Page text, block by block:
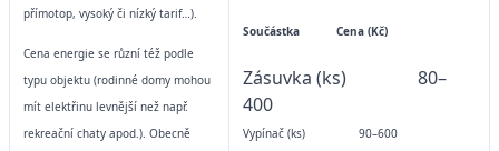
přímotop, vysoký či nízký tarif…).
Cena energie se různí též podle
typu objektu (rodinné domy mohou
mít elektřinu levnější než např.
rekreační chaty apod.). Obecně
Součástka Cena (Kč)
Zásuvka (ks) 80–
400
Vypínač (ks) 90–600